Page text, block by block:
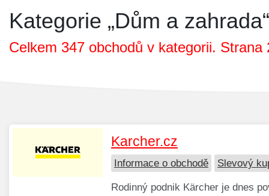
Kategorie „Dům a zahrada“
Celkem 347 obchodů v kategorii. Strana
Karcher.cz
Informace o obchodě Slevový
Rodinný podnik Kärcher je dnes